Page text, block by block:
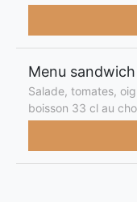
Menu
Salade, tomates,
boisson 33 cl au